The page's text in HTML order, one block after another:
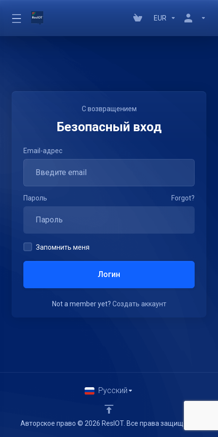
EUR
С возвращением
Безопасный вход
Email-адрес
Пароль Forgot?
Запомнить меня
Логин
Not a member yet? Создать аккаунт
Авторское право © 2026 ResIOT. Все права защищены.
Русский